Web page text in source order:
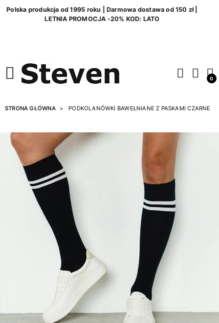
Polska produkcja od 1995 roku | Darmowa dostawa od 150 zł |
LETNIA PROMOCJA -20% KOD: LATO
0
STRONA GŁÓWNA PODKOLANÓWKI BAWEŁNIANE Z PASKAMI CZARNE